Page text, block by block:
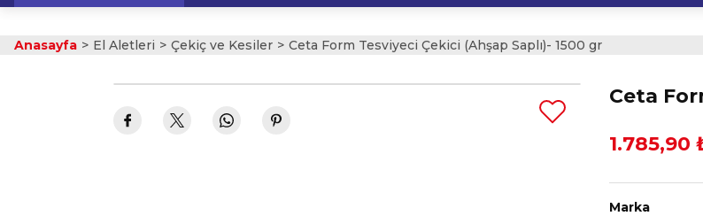
Anasayfa El Aletleri Çekiç ve Kesiler Ceta Form Tesviyeci Çekici (Ahşap Saplı)- 1500 gr
Ceta
1.785,90
Marka